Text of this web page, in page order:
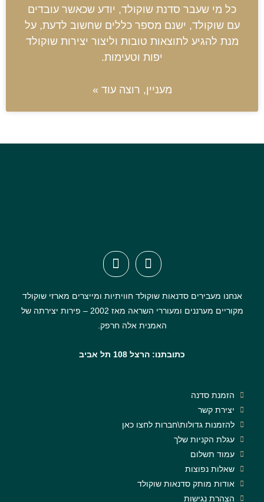
כל מי שעבר סדנת שוקולד, יודע שכאשר עובדים
עם שוקולד, ישנם מספר כללים שחשוב לדעת, על
מנת להגיע לתוצאות טובות וליצור יצירות שוקולד
יפות וטעימות.
מעניין, רוצה עוד »
אנחנו מעבירים סדנאות שוקולד חוויתיות ומייצרים מארזי שוקולד
מקוריים מערננים ומעוררי השראה מאז 2002 – פירות יצירתה של
האמנית אלה חרפק.
כתובתנו: הרצל 108 תל אביב
הזמנת סדנה
יצירת קשר
להזמנות גדולות\חברות לחצו כאן
עגלת הקניות שלך
עמוד תשלום
שאלות נפוצות
אודות מותק סדנאות שוקולד
הצהרת נגישות